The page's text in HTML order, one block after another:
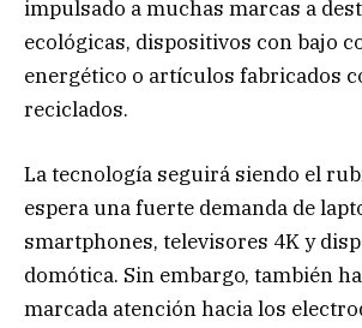
impulsado a muchas marcas a
ecológicas, dispositivos con bajo
energético o artículos fabricados
reciclados.
La tecnología seguirá siendo el
espera una fuerte demanda de
smartphones, televisores 4K y
domótica. Sin embargo, también
marcada atención hacia los